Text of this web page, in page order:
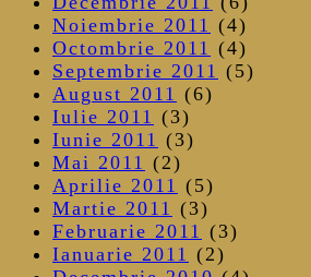
Noiembrie 2011 (4)
Octombrie 2011 (4)
Septembrie 2011 (5)
August 2011 (6)
Iulie 2011 (3)
Iunie 2011 (3)
Mai 2011 (2)
Aprilie 2011 (5)
Martie 2011 (3)
Februarie 2011 (3)
Ianuarie 2011 (2)